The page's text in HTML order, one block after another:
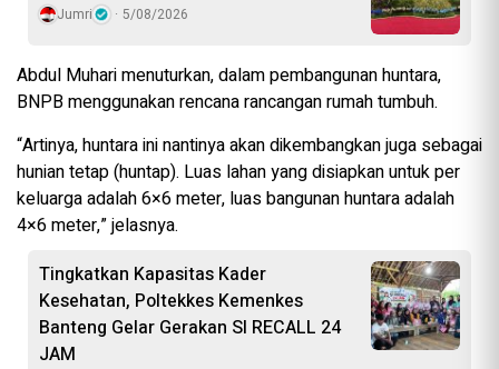
Jumri 5/08/2026
Abdul Muhari menuturkan, dalam pembangunan huntara,
BNPB menggunakan rencana rancangan rumah tumbuh.
“Artinya, huntara ini nantinya akan dikembangkan juga sebagai
hunian tetap (huntap). Luas lahan yang disiapkan untuk per
keluarga adalah 6×6 meter, luas bangunan huntara adalah
4×6 meter,” jelasnya.
Tingkatkan Kapasitas Kader
Kesehatan, Poltekkes Kemenkes
Banteng Gelar Gerakan SI RECALL 24
JAM